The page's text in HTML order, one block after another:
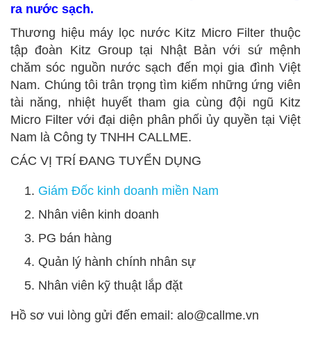
ra nước sạch.
Thương hiệu máy lọc nước Kitz Micro Filter thuộc
tập đoàn Kitz Group tại Nhật Bản với sứ mệnh
chăm sóc nguồn nước sạch đến mọi gia đình Việt
Nam. Chúng tôi trân trọng tìm kiếm những ứng viên
tài năng, nhiệt huyết tham gia cùng đội ngũ Kitz
Micro Filter với đại diện phân phối ủy quyền tại Việt
Nam là Công ty TNHH CALLME.
CÁC VỊ TRÍ ĐANG TUYỂN DỤNG
Giám Đốc kinh doanh miền Nam
Nhân viên kinh doanh
PG bán hàng
Quản lý hành chính nhân sự
Nhân viên kỹ thuật lắp đặt
Hồ sơ vui lòng gửi đến email: alo@callme.vn